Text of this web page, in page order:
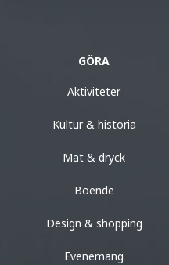
GÖRA
Aktiviteter
Kultur & historia
Mat & dryck
Boende
Design & shopping
Evenemang